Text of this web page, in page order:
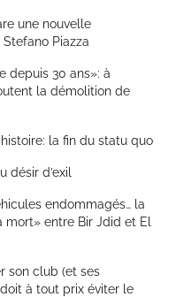
une nouvelle
Piazza
depuis 30 ans»: à
la démolition de
la fin du statu quo
d’exil
endommagés… la
entre Bir Jdid et El
son club (et ses
doit à tout prix éviter le